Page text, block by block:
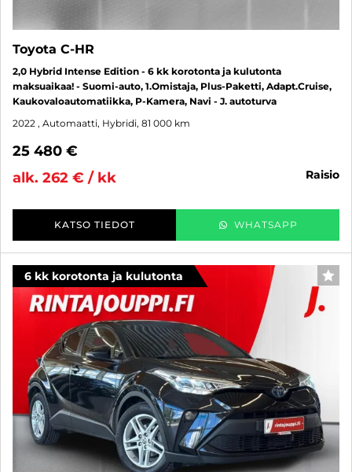
Toyota C-HR
2,0 Hybrid Intense Edition - 6 kk korotonta ja kulutonta
maksuaikaa! - Suomi-auto, 1.Omistaja, Plus-Paketti, Adapt.Cruise,
Kaukovaloautomatiikka, P-Kamera, Navi - J. autoturva
2022 , Automaatti, Hybridi, 81 000 km
25 480 €
alk. 262 € / kk
raisio
KATSO TIEDOT WHATSAPP
6 kk korotonta ja kulutonta